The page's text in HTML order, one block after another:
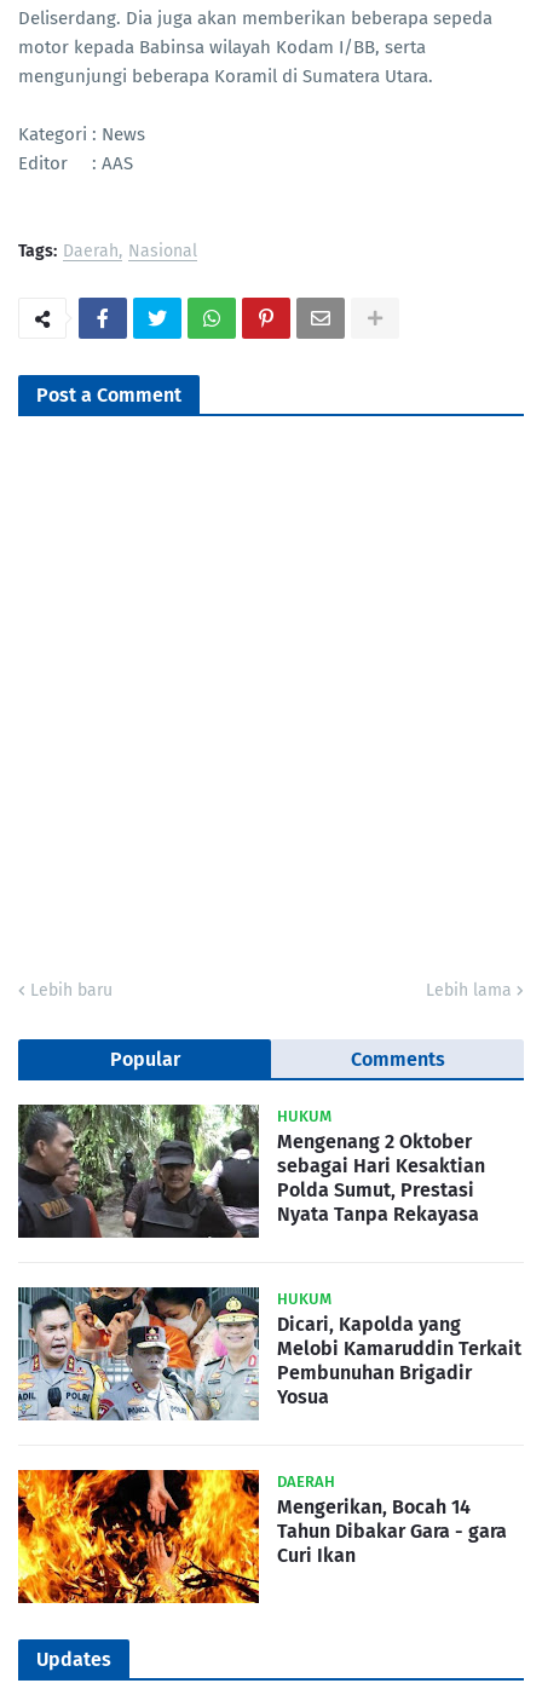
Deliserdang. Dia juga akan memberikan beberapa sepeda
motor kepada Babinsa wilayah Kodam I/BB, serta
mengunjungi beberapa Koramil di Sumatera Utara.
Kategori : News
Editor : AAS
Tags: Daerah Nasional
Post a Comment
Lebih baru Lebih lama
Popular Comments
HUKUM
Mengenang 2 Oktober
sebagai Hari Kesaktian
Polda Sumut, Prestasi
Nyata Tanpa Rekayasa
HUKUM
Dicari, Kapolda yang
Melobi Kamaruddin Terkait
Pembunuhan Brigadir
Yosua
DAERAH
Mengerikan, Bocah 14
Tahun Dibakar Gara - gara
Curi Ikan
Updates